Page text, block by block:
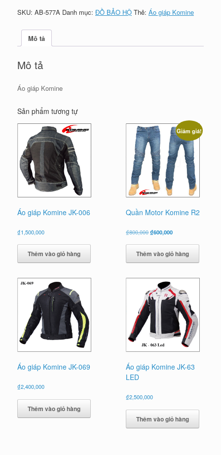
lượng
SKU: AB-577A Danh mục: ĐỒ BẢO HỘ Thẻ: Áo giáp Komine
Mô tả
Mô tả
Áo giáp Komine
Sản phẩm tương tự
Áo giáp Komine JK-006
₫1,500,000
Thêm vào giỏ hàng
Giảm giá!
Quần Motor Komine R2
₫800,000Giá
là:
₫800,000.
₫600,000Giá
tại
là:
₫600,000.
Thêm vào giỏ hàng
Áo giáp Komine JK-069
₫2,400,000
Thêm vào giỏ hàng
Áo giáp Komine JK-63
LED
₫2,500,000
Thêm vào giỏ hàng